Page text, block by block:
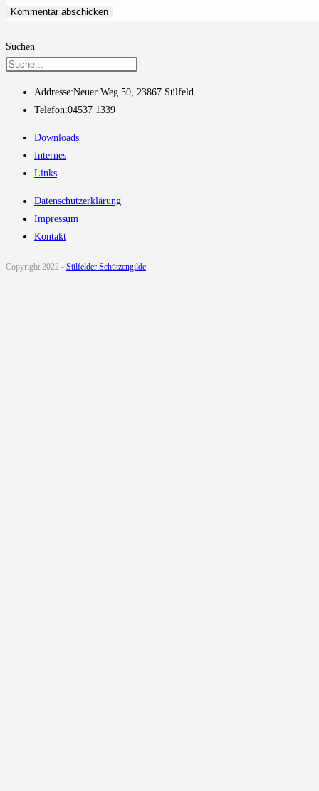
Suchen
Addresse:Neuer Weg 50, 23867 Sülfeld
Telefon:04537 1339
Downloads
Internes
Links
Datenschutzerklärung
Impressum
Kontakt
Copyright 2022 - Sülfelder Schützengilde